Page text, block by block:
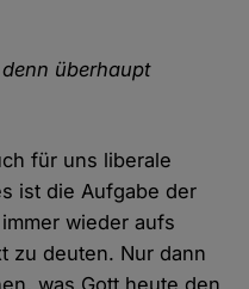
überhaupt
für uns liberale
ist die Aufgabe der
wieder aufs
zu deuten. Nur dann